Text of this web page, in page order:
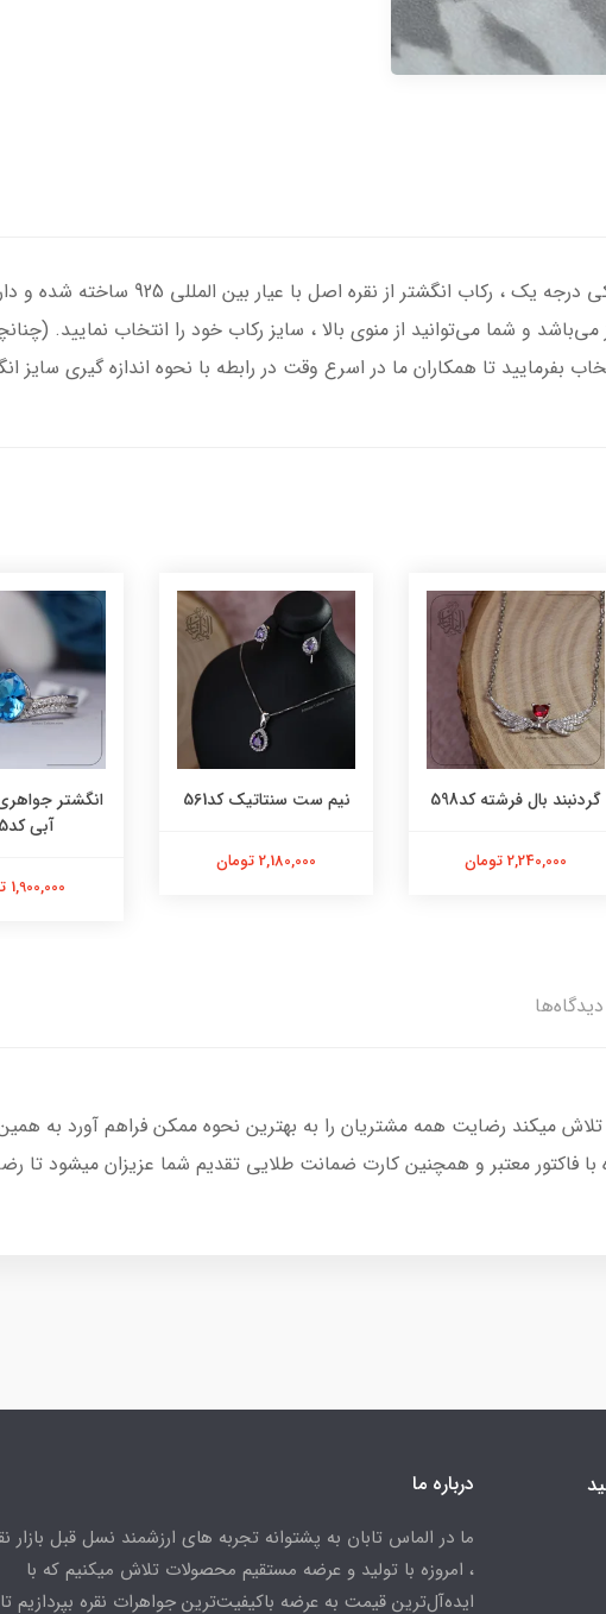
انگشتر نقره مردانه با سنگ عقیق مشکی
و شما می‌توانید از منوی بالا ، سایز رکاب خود را انتخاب نمایید.
بفرمایید تا همکاران ما در اسرع وقت در رابطه با نحوه اندازه گیری سایز
گردنبند بال فرشته کد598
2,240,000 تومان
نیم ست سنتاتیک کد561
2,180,000 تومان
انگشتر
آبی کد565
1,900,000 تومان
دیدگاه‌ها
تلاش میکند رضایت همه مشتریان را به بهترین نحوه ممکن فراهم آورد به
فاکتور معتبر و همچنین کارت ضمانت طلایی تقدیم شما عزیزان میشود تا
درباره ما
ما در الماس تابان به پشتوانه تجربه های ارزشمند نسل قبل بازار
، امروزه با تولید و عرضه مستقیم محصولات تلاش میکنیم که با
ایده‌آل‌ترین قیمت به عرضه باکیفیت‌ترین جواهرات نقره بپردازیم تا